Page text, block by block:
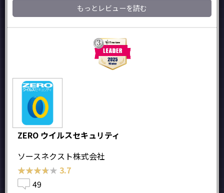
もっとレビューを読む
ZERO ウイルスセキュリティ
ソースネクスト株式会社
★★★★★
★★★★★ 3.7
49